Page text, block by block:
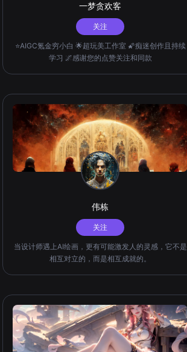
一梦贪欢客
关注
⭐AIGC氪金穷小白 🌟超玩美工作室 🌠痴迷创作且持续
学习 🌌感谢您的点赞关注和同款
伟栋
关注
当设计师遇上AI绘画，更有可能激发人的灵感，它不是
相互对立的，而是相互成就的。